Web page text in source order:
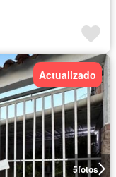
5fotos
Actualizado